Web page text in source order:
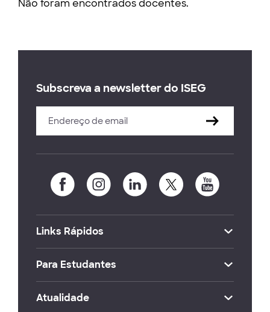
Não foram encontrados docentes.
Subscreva a newsletter do ISEG
Links Rápidos
Para Estudantes
Atualidade